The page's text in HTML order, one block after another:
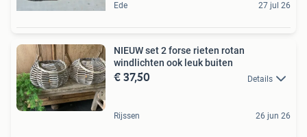
Ede 27 jul 26
NIEUW set 2 forse rieten rotan
windlichten ook leuk buiten
€ 37,50 Details
Rijssen 26 jun 26